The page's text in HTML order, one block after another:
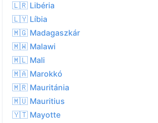
0.8 mm
6.0
06:20 AM
06:30 PM
Waxing
Crescent
🇱🇷 Libéria
🇱🇾 Líbia
🇲🇬 Madagaszkár
🇲🇼 Malawi
🇲🇱 Mali
🇲🇦 Marokkó
🇲🇷 Mauritánia
🇲🇺 Mauritius
🇾🇹 Mayotte